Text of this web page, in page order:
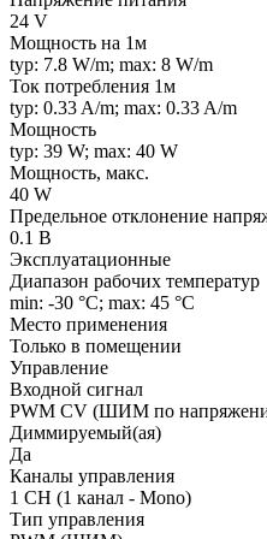
24 V
Мощность на 1м
typ: 7.8 W/m; max: 8 W/m
Ток потребления 1м
typ: 0.33 A/m; max: 0.33 A/m
Мощность
typ: 39 W; max: 40 W
Мощность, макс.
40 W
Предельное отклонение
0.1 В
Эксплуатационные
Диапазон рабочих температур
min: -30 °C; max: 45 °C
Место применения
Только в помещении
Управление
Входной сигнал
PWM СV (ШИМ по
Диммируемый(ая)
Да
Каналы управления
1 CH (1 канал - Mono)
Тип управления